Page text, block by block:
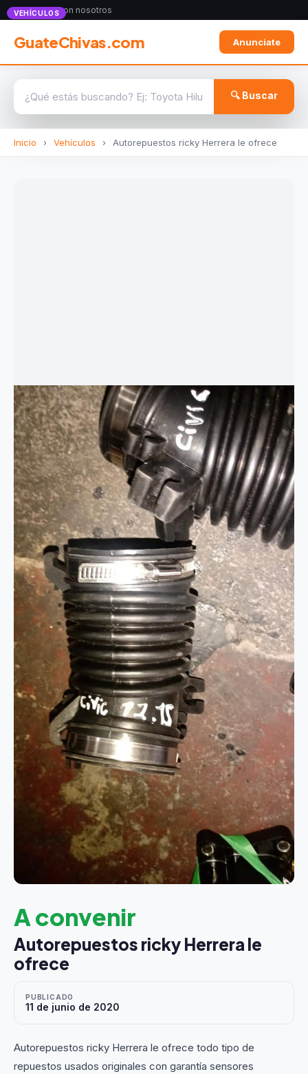
Anunciate con nosotros
GuateChivas.com Anunciate
🔍 Buscar
Inicio › Vehículos › Autorepuestos ricky Herrera le ofrece
VEHÍCULOS
A convenir
Autorepuestos ricky Herrera le
ofrece
PUBLICADO
11 de junio de 2020
Autorepuestos ricky Herrera le ofrece todo tipo de
repuestos usados originales con garantía sensores